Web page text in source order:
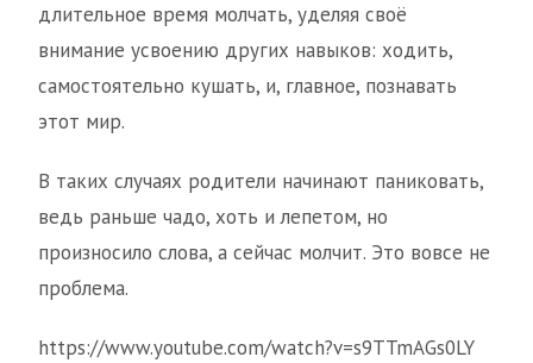
длительное время молчать, уделяя своё
внимание усвоению других навыков: ходить,
самостоятельно кушать, и, главное, познавать
этот мир.
В таких случаях родители начинают паниковать,
ведь раньше чадо, хоть и лепетом, но
произносило слова, а сейчас молчит. Это вовсе не
проблема.
https://www.youtube.com/watch?v=s9TTmAGs0LY